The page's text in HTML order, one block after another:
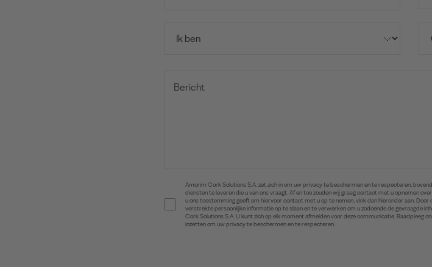
Amorim Cork Solutions S.A. zet zich in om uw privacy te beschermen en te respecteren,
diensten te leveren die u van ons vraagt. Af en toe zouden wij graag contact met u opnemen
u ons toestemming geeft om hiervoor contact met u op te nemen, vink dan hieronder aan.
verstrekte persoonlijke informatie op te slaan en te verwerken om u zodoende de gevraagde
Cork Solutions S.A. U kunt zich op elk moment afmelden voor deze communicatie. Raadpleeg
inzetten om uw privacy te beschermen en te respecteren.